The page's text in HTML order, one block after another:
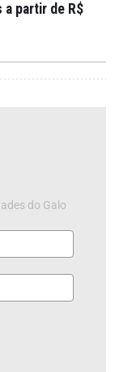
partir de R$
do Galo